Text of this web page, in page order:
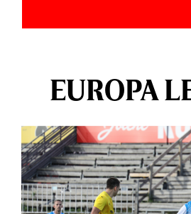
EUROPA